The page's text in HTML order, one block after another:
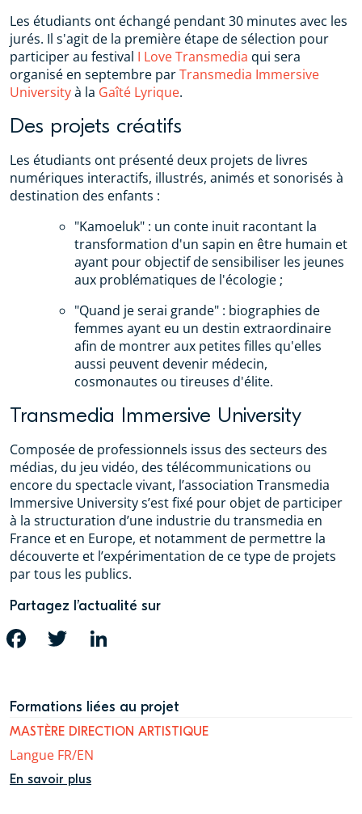
Les étudiants ont échangé pendant 30 minutes avec les
jurés. Il s'agit de la première étape de sélection pour
participer au festival I Love Transmedia qui sera
organisé en septembre parTransmedia Immersive
Universityà la Gaîté Lyrique.
Des projets créatifs
Les étudiants ont présenté deux projets de livres
numériques interactifs, illustrés, animés et sonorisés à
destination des enfants :
"Kamoeluk" : un conte inuit racontant la
transformation d'un sapin en être humain et
ayant pour objectif de sensibiliser les jeunes
aux problématiques de l'écologie ;
"Quand je serai grande" : biographies de
femmes ayant eu un destin extraordinaire
afin de montrer aux petites filles qu'elles
aussi peuvent devenir médecin,
cosmonautes ou tireuses d'élite.
Transmedia Immersive University
Composée de professionnels issus des secteurs des
médias, du jeu vidéo, des télécommunications ou
encore du spectacle vivant, l’association Transmedia
Immersive University s’est fixé pour objet de participer
à la structuration d’une industrie du transmedia en
France et en Europe, et notamment de permettre la
découverte et l’expérimentation de ce type de projets
par tous les publics.
Partagez l’actualité sur
FACEBOOK TWITTER
Formations liées au projet
MASTÈRE DIRECTION ARTISTIQUE
Langue FR/EN
En savoir plus